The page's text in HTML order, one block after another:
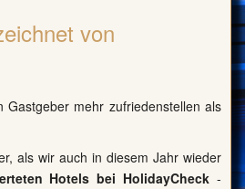
von
Gastgeber mehr zufriedenstellen als
als wir auch in diesem Jahr wieder
Hotels bei HolidayCheck -